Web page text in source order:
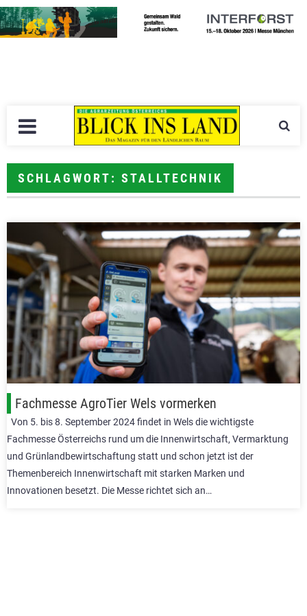
SCHLAGWORT: STALLTECHNIK
Fachmesse AgroTier Wels vormerken
Von 5. bis 8. September 2024 findet in Wels die wichtigste
Fachmesse Österreichs rund um die Innenwirtschaft, Vermarktung
und Grünlandbewirtschaftung statt und schon jetzt ist der
Themenbereich Innenwirtschaft mit starken Marken und
Innovationen besetzt. Die Messe richtet sich an…